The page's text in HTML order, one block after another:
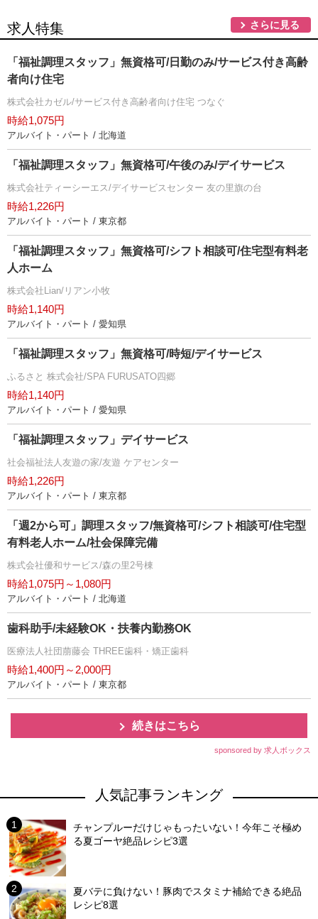
求人特集 さらに見る
「福祉調理スタッフ」無資格可/日勤のみ/サービス付き高齢
者向け住宅
株式会社カゼル/サービス付き高齢者向け住宅 つなぐ
時給1,075円
アルバイト・パート / 北海道
「福祉調理スタッフ」無資格可/午後のみ/デイサービス
株式会社ティーシーエス/デイサービスセンター 友の里旗の台
時給1,226円
アルバイト・パート / 東京都
「福祉調理スタッフ」無資格可/シフト相談可/住宅型有料老
人ホーム
株式会社Lian/リアン小牧
時給1,140円
アルバイト・パート / 愛知県
「福祉調理スタッフ」無資格可/時短/デイサービス
ふるさと 株式会社/SPA FURUSATO四郷
時給1,140円
アルバイト・パート / 愛知県
「福祉調理スタッフ」デイサービス
社会福祉法人友遊の家/友遊 ケアセンター
時給1,226円
アルバイト・パート / 東京都
「週2から可」調理スタッフ/無資格可/シフト相談可/住宅型
有料老人ホーム/社会保障完備
株式会社優和サービス/森の里2号棟
時給1,075円～1,080円
アルバイト・パート / 北海道
歯科助手/未経験OK・扶養内勤務OK
医療法人社団萠藤会 THREE歯科・矯正歯科
時給1,400円～2,000円
アルバイト・パート / 東京都
続きはこちら
sponsored by 求人ボックス
人気記事ランキング
チャンプルーだけじゃもったいない！今年こそ極め
る夏ゴーヤ絶品レシピ3選
夏バテに負けない！豚肉でスタミナ補給できる絶品
レシピ8選